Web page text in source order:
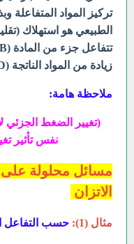
تركيز المواد المتفاعلة
زيادة من المواد الناتجة (C, D)
ملاحظة هامة:
(تغيير الضغط الجزئي
نفس تأثير
مسائل محلولة على
الاتزان
مثال (1): حسب التفاعل